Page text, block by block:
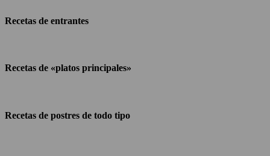
Recetas de entrantes
Recetas de «platos principales»
Recetas de postres de todo tipo